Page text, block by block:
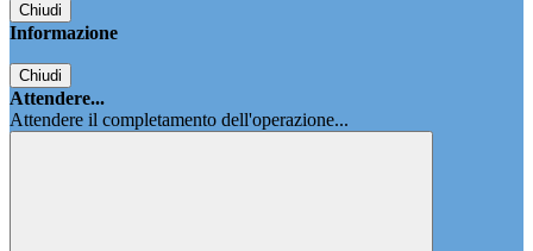
Chiudi
Informazione
Chiudi
Attendere...
Attendere il completamento dell'operazione...